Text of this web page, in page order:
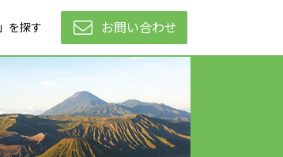
を探す お問い合わせ